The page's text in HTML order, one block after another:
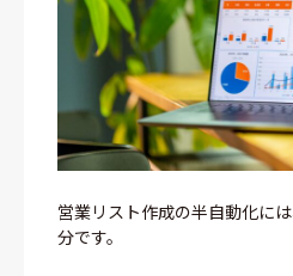
営業リスト作成の半自動化に
分です。